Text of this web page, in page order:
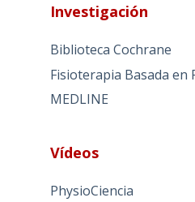
Investigación
Biblioteca Cochrane
Fisioterapia Basada en
MEDLINE
Vídeos
PhysioCiencia